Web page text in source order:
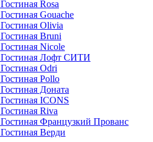
Гостиная Rosa
Гостиная Gouache
Гостиная Olivia
Гостиная Bruni
Гостиная Nicole
Гостиная Лофт СИТИ
Гостиная Odri
Гостиная Pollo
Гостиная Доната
Гостиная ICONS
Гостиная Riva
Гостиная Французкий Прованс
Гостиная Верди